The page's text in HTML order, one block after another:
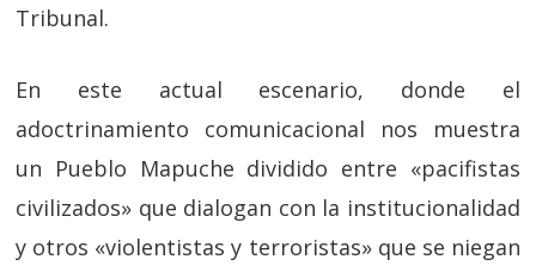
Tribunal.
En este actual escenario, donde el
adoctrinamiento comunicacional nos muestra
un Pueblo Mapuche dividido entre «pacifistas
civilizados» que dialogan con la institucionalidad
y otros «violentistas y terroristas» que se niegan